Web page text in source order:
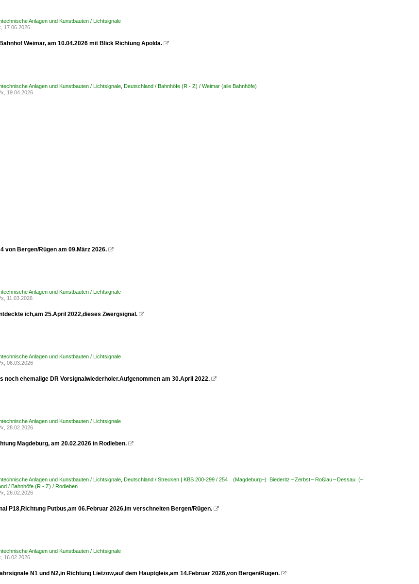
Anlagen und Kunstbauten / Lichtsignale
17.06.2026
Weimar, am 10.04.2026 mit Blick Richtung Apolda. 
Anlagen und Kunstbauten / Lichtsignale Deutschland / Bahnhöfe (R - Z) / Weimar (alle Bahnhöfe)
19.04.2026
von Bergen/Rügen am 09.März 2026. 
Anlagen und Kunstbauten / Lichtsignale
11.03.2026
ich,am 25.April 2022,dieses Zwergsignal. 
Anlagen und Kunstbauten / Lichtsignale
06.03.2026
noch ehemalige DR Vorsignalwiederholer.Aufgenommen am 30.April 2022. 
Anlagen und Kunstbauten / Lichtsignale
28.02.2026
Magdeburg, am 20.02.2026 in Rodleben. 
Anlagen und Kunstbauten / Lichtsignale Deutschland / Strecken | KBS 200-299 / 254 (Magdeburg–) Biederitz – Zerbst – Roßlau – Dessau (–
/ Bahnhöfe (R - Z) / Rodleben
26.02.2026
P18,Richtung Putbus,am 06.Februar 2026,im verschneiten Bergen/Rügen. 
Anlagen und Kunstbauten / Lichtsignale
16.02.2026
N1 und N2,in Richtung Lietzow,auf dem Hauptgleis,am 14.Februar 2026,von Bergen/Rügen. 